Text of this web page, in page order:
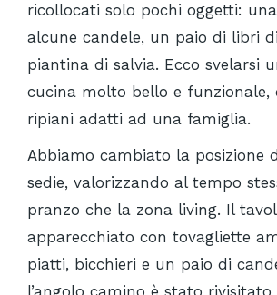
ricollocati solo pochi oggetti:
alcune candele, un paio di libri
piantina di salvia. Ecco svelarsi
cucina molto bello e funzionale,
ripiani adatti ad una famiglia.
Abbiamo cambiato la posizione
sedie, valorizzando al tempo
pranzo che la zona living. Il
apparecchiato con tovagliette
piatti, bicchieri e un paio di